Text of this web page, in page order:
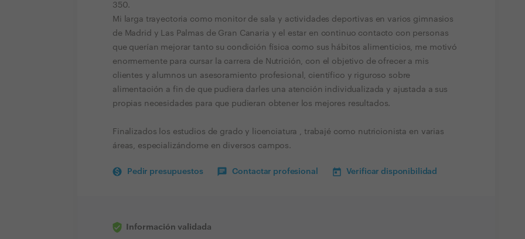
350.
Mi larga trayectoria como monitor de sala y actividades deportivas en varios gimnasios
de Madrid y Las Palmas de Gran Canaria y el estar en continuo contacto con personas
que querían mejorar tanto su condición física como sus hábitos alimenticios, me motivó
enormemente para cursar la carrera de Nutrición, con el objetivo de ofrecer a mis
clientes y alumnos un asesoramiento profesional, científico y riguroso sobre
alimentación a fin de que pudiera darles una atención individualizada y ajustada a sus
propias necesidades para que pudieran obtener los mejores resultados.
Finalizados los estudios de grado y licenciatura , trabajé como nutricionista en varias
áreas, especializándome en diversos campos.
Pedir presupuestos Contactar profesional Verificar disponibilidad
Información validada